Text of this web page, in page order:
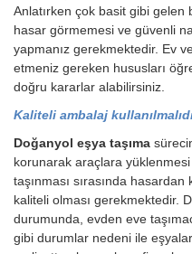
Anlatırken çok basit gibi gelen
hasar görmemesi ve güvenli
yapmanız gerekmektedir. Ev
etmeniz gereken hususları
doğru kararlar alabilirsiniz.
Kaliteli ambalaj
Doğanyol eşya taşıma
korunarak araçlara
taşınması sırasında
kaliteli olması gerekmektedir.
durumunda, evden eve
gibi durumlar nedeni ile